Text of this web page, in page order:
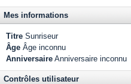
Mes informations
Titre Sunriseur
Âge Âge inconnu
Anniversaire Anniversaire inconnu
Contrôles utilisateur